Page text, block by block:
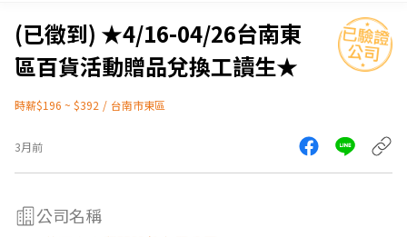
★4/16-04/26台南東
區百貨活動贈品兌換工讀生★
時薪$196 ~ $392 / 台南市東區
3月前
公司名稱